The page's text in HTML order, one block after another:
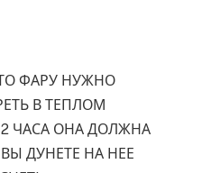
ФАРУ НУЖНО
В ТЕПЛОМ
ЧАСА ОНА ДОЛЖНА
ДУНЕТЕ НА НЕЕ